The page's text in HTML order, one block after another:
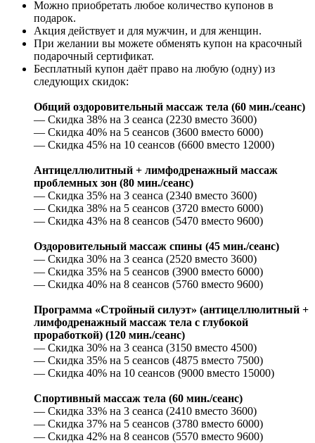
Можно приобретать любое количество купонов в
подарок.
Акция действует и для мужчин, и для женщин.
При желании вы можете обменять купон на красочный
подарочный сертификат.
Бесплатный купон даёт право на любую (одну) из
следующих скидок:
Общий оздоровительный массаж тела (60 мин./сеанс)
— Скидка 38% на 3 сеанса (2230 вместо 3600)
— Скидка 40% на 5 сеансов (3600 вместо 6000)
— Скидка 45% на 10 сеансов (6600 вместо 12000)
Антицеллюлитный + лимфодренажный массаж
проблемных зон (80 мин./сеанс)
— Скидка 35% на 3 сеанса (2340 вместо 3600)
— Скидка 38% на 5 сеансов (3720 вместо 6000)
— Скидка 43% на 8 сеансов (5470 вместо 9600)
Оздоровительный массаж спины (45 мин./сеанс)
— Скидка 30% на 3 сеанса (2520 вместо 3600)
— Скидка 35% на 5 сеансов (3900 вместо 6000)
— Скидка 40% на 8 сеансов (5760 вместо 9600)
Программа «Стройный силуэт» (антицеллюлитный +
лимфодренажный массаж тела с глубокой
проработкой) (120 мин./сеанс)
— Скидка 30% на 3 сеанса (3150 вместо 4500)
— Скидка 35% на 5 сеансов (4875 вместо 7500)
— Скидка 40% на 10 сеансов (9000 вместо 15000)
Спортивный массаж тела (60 мин./сеанс)
— Скидка 33% на 3 сеанса (2410 вместо 3600)
— Скидка 37% на 5 сеансов (3780 вместо 6000)
— Скидка 42% на 8 сеансов (5570 вместо 9600)